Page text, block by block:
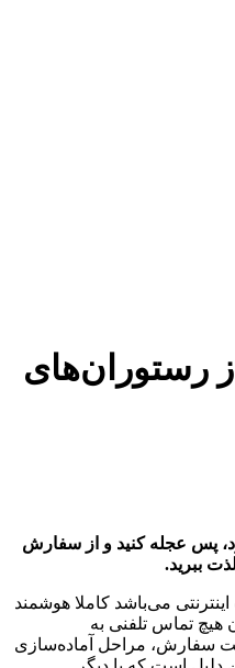
رستوران‌های
پس عجله کنید و از سفارش
ببرید.
می‌باشد کاملا هوشمند
تماس تلفنی به
سفارش، مراحل آماده‌سازی